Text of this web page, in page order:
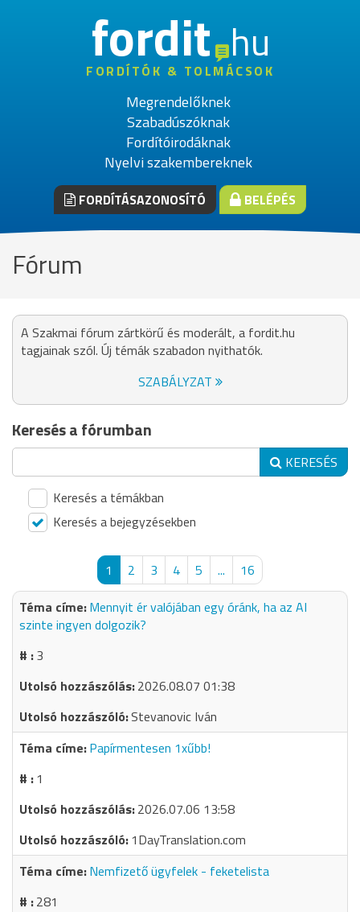
fordithu
FORDÍTÓK & TOLMÁCSOK
Megrendelőknek
Szabadúszóknak
Fordítóirodáknak
Nyelvi szakembereknek
FORDÍTÁSAZONOSÍTÓ BELÉPÉS
Fórum
A Szakmai fórum zártkörű és moderált, a fordit.hu
tagjainak szól. Új témák szabadon nyithatók.
SZABÁLYZAT
Keresés a fórumban
KERESÉS
Keresés a témákban
Keresés a bejegyzésekben
1 2 3 4 5 ...
16
Mennyit ér valójában egy óránk, ha az AI
szinte ingyen dolgozik?
3
2026.08.07 01:38
Stevanovic Iván
Papírmentesen 1xűbb!
1
2026.07.06 13:58
1DayTranslation.com
Nemfizető ügyfelek - feketelista
281